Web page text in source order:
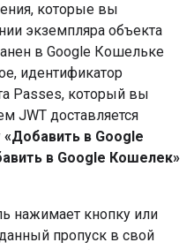
которые вы
экземпляра объекта
в Google Кошельке
идентификатор
Passes, который вы
JWT доставляется
«Добавить в Google
в Google Кошелек»
нажимает кнопку или
пропуск в свой